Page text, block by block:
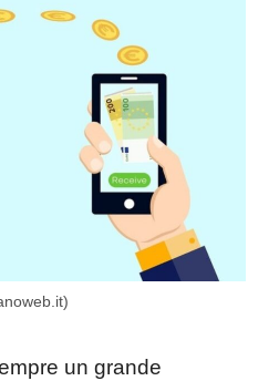
un grande